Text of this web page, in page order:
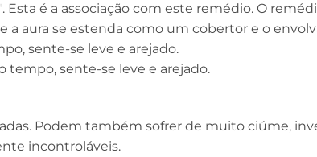
é a associação com este remédio. O
a aura se estenda como um cobertor e o
sente-se leve e arejado.
tempo, sente-se leve e arejado.
Podem também sofrer de muito ciúme,
incontroláveis.